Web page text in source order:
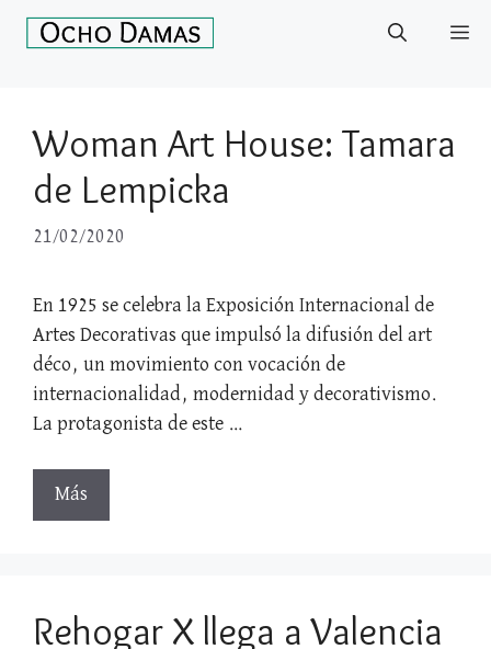
Saltar
Woman Art House: Tamara
de Lempicka
21/02/2020
En 1925 se celebra la Exposición Internacional de
Artes Decorativas que impulsó la difusión del art
déco, un movimiento con vocación de
internacionalidad, modernidad y decorativismo.
La protagonista de este …
Más
Rehogar X llega a Valencia